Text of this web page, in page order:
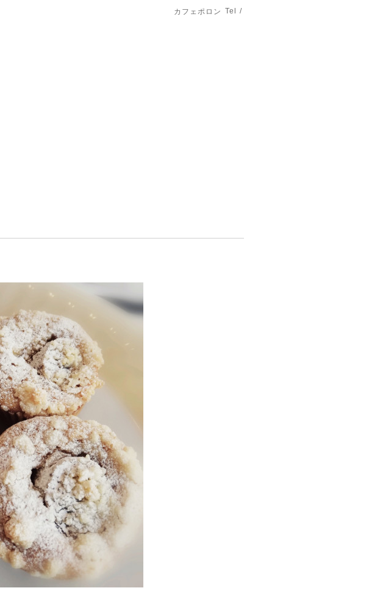
カフェポロン Tel /